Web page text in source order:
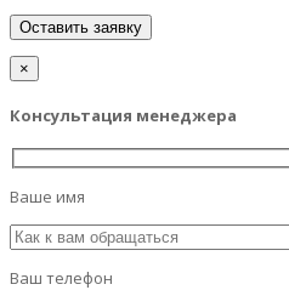
×
Консультация менеджера
Ваше имя
Ваш телефон